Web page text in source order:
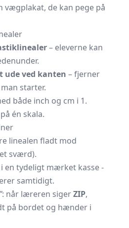
vægplakat, de kan pege på
– eleverne kan
ude ved kanten – fjerner
starter.
både inch og cm i 1.
én skala.
linealen fladt mod
sværd).
en tydeligt mærket kasse -
samtidigt.
: når læreren sigerZIP,
på bordet og hænder i